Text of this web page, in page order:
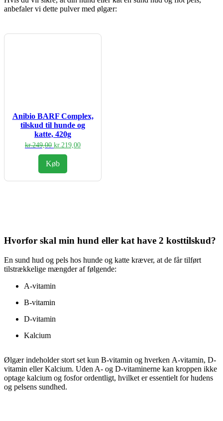
anbefaler vi dette pulver med ølgær:
Anibio BARF Complex,
tilskud til hunde og
katte, 420g
kr.249,00 Den
oprindelige
pris
var:
kr.219,00Den
Køb
Hvorfor skal min hund eller kat have 2 kosttilskud?
En sund hud og pels hos hunde og katte kræver, at de får tilført
tilstrækkelige mængder af følgende:
A-vitamin
B-vitamin
D-vitamin
Kalcium
Ølgær indeholder stort set kun B-vitamin og hverken A-vitamin, D-
vitamin eller Kalcium. Uden A- og D-vitaminerne kan kroppen ikke
optage kalcium og fosfor ordentligt, hvilket er essentielt for hudens
og pelsens sundhed.